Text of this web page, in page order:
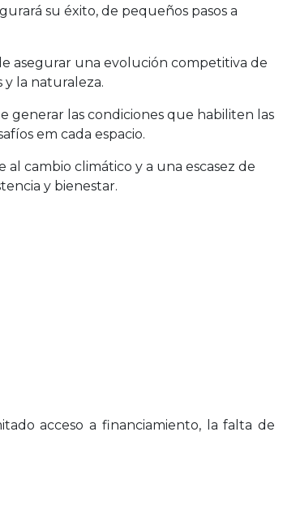
su éxito, de pequeños pasos a
asegurar una evolución competitiva de
y la naturaleza.
generar las condiciones que habiliten las
em cada espacio.
al cambio climático y a una escasez de
y bienestar.
acceso a financiamiento, la falta de